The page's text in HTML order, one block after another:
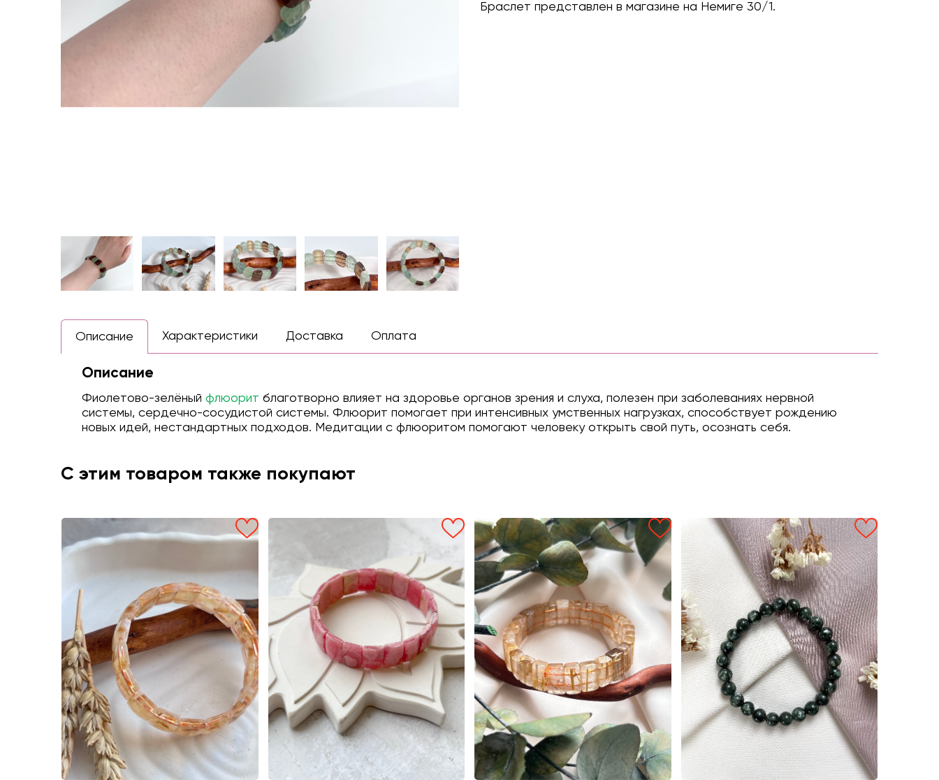
Браслет представлен в магазине на Немиге 30/1.
Описание Характеристики Доставка Оплата
Описание
Фиолетово-зелёный флюорит благотворно влияет на здоровье органов зрения и слуха, полезен при заболеваниях нервной
системы, сердечно-сосудистой системы. Флюорит помогает при интенсивных умственных нагрузках, способствует рождению
новых идей, нестандартных подходов. Медитации с флюоритом помогают человеку открыть свой путь, осознать себя.
С этим товаром также покупают